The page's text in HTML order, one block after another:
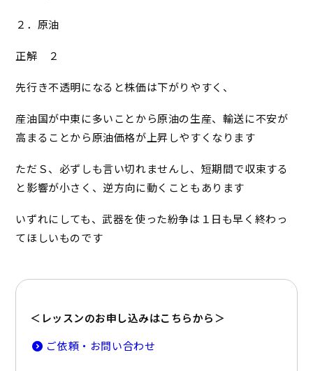
２．原油
正解 ２
先行き不透明になると株価は下がりやすく、
産油国が中東に多いことから原油の生産、輸送に不安が
高まることから原油価格が上昇しやすくなります
ただＳ、必ずしも言い切れませんし、短期間で収束する
と影響が小さく、逆方向に動くこともあります
いずれにしても、武器を使った紛争は１日も早く終わっ
てほしいものです
＜レッスンのお申し込みはこちらから＞
ご依頼・お問い合わせ